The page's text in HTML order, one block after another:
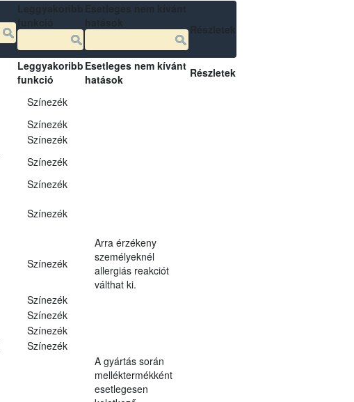
Leggyakoribb
funkció
Esetleges nem kívánt
hatások
Részletek
Színezék
Színezék
Színezék
Színezék
Színezék
Színezék
Színezék
Arra érzékeny
személyeknél
allergiás reakciót
válthat ki.
Színezék
Színezék
Színezék
Színezék
A gyártás során
melléktermékként
esetlegesen